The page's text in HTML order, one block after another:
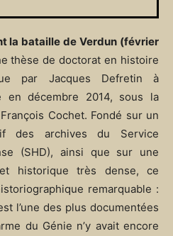
la bataille de Verdun (février
thèse de doctorat en histoire
par Jacques Defretin à
en décembre 2014, sous la
Cochet. Fondé sur un
des archives du Service
(SHD), ainsi que sur une
historique très dense, ce
remarquable :
l’une des plus documentées
du Génie n’y avait encore